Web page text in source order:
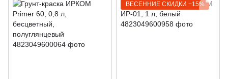
ВЕСЕННИЕ СКИДКИ −15%